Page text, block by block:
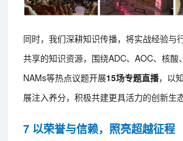
同时，我们深耕知识传播，将实战经验与
共享的知识资源，围绕ADC、AOC、核酸
NAMs等热点议题开展15场专题直播，以
展注入养分，积极共建更具活力的创新生态
7 以荣誉与信赖，照亮超越征程